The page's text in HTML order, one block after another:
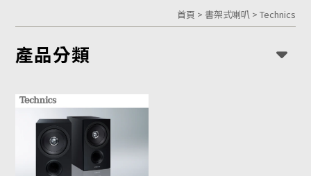
首頁 > 書架式喇叭 > Technics
產品分類